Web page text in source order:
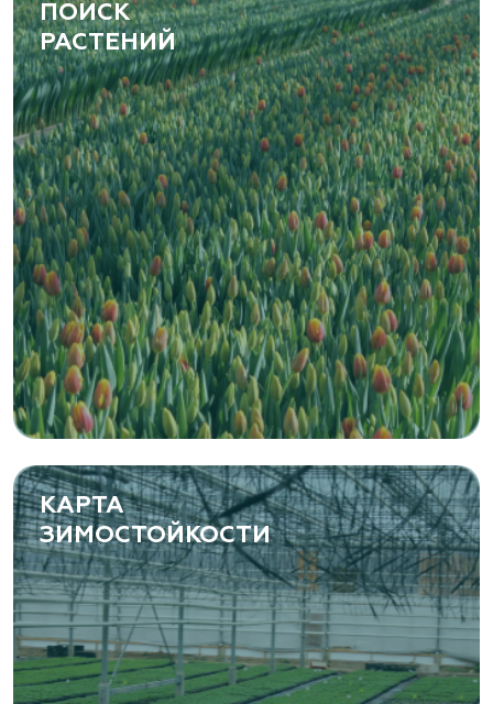
ПОИСК
РАСТЕНИЙ
КАРТА
ЗИМОСТОЙКОСТИ